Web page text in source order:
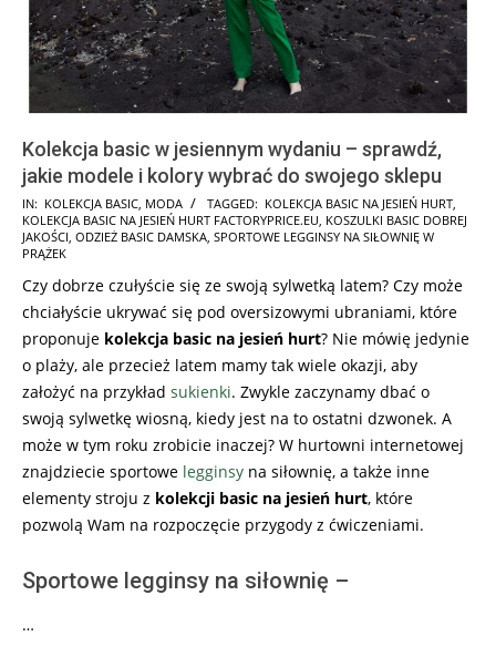
Kolekcja basic w jesiennym wydaniu – sprawdź,
jakie modele i kolory wybrać do swojego sklepu
2022-
08-
23
IN: KOLEKCJA BASIC MODA TAGGED: KOLEKCJA BASIC NA JESIEŃ HURT
KOLEKCJA BASIC NA JESIEŃ HURT FACTORYPRICE.EU KOSZULKI BASIC DOBREJ
JAKOŚCI ODZIEŻ BASIC DAMSKA SPORTOWE LEGGINSY NA SIŁOWNIĘ W
PRĄŻEK
Czy dobrze czułyście się ze swoją sylwetką latem? Czy może
chciałyście ukrywać się pod oversizowymi ubraniami, które
proponuje kolekcja basic na jesień hurt? Nie mówię jedynie
o plaży, ale przecież latem mamy tak wiele okazji, aby
założyć na przykład sukienki. Zwykle zaczynamy dbać o
swoją sylwetkę wiosną, kiedy jest na to ostatni dzwonek. A
może w tym roku zrobicie inaczej? W hurtowni internetowej
znajdziecie sportowe legginsy na siłownię, a także inne
elementy stroju z kolekcji basic na jesień hurt, które
pozwolą Wam na rozpoczęcie przygody z ćwiczeniami.
Sportowe legginsy na siłownię –
…